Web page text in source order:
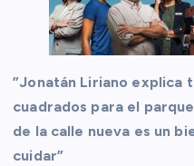
”Jonatán Liriano
cuadrados para el
de la calle nueva es un
cuidar”